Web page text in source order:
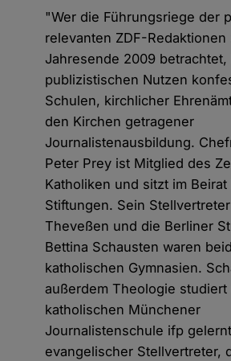
"Wer die Führungsriege der
relevanten ZDF-Redaktionen
Jahresende 2009
publizistischen Nutzen
Schulen, kirchlicher
den Kirchen getragener
Journalistenausbildung.
Peter Prey ist Mitglied des
Katholiken und sitzt im
Stiftungen. Sein
Theveßen und die Berliner
Bettina Schausten waren
katholischen Gymnasien.
außerdem Theologie
katholischen Münchener
Journalistenschule ifp
evangelischer Stellvertreter,